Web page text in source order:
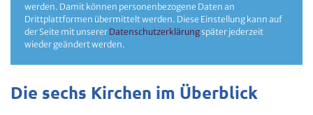
werden. Damit können personenbezogene Daten an
Drittplattformen übermittelt werden. Diese Einstellung kann auf
der Seite mit unserer Datenschutzerklärungspäter jederzeit
wieder geändert werden.
Die sechs Kirchen im Überblick